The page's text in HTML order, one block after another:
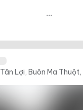
...
Tân Lợi, Buôn Ma